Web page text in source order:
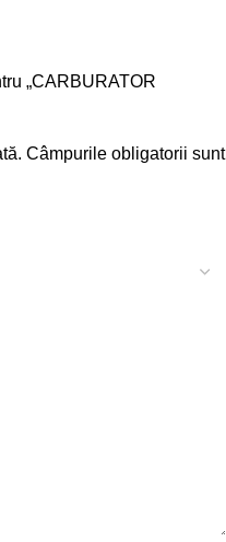
„CARBURATOR
Câmpurile obligatorii sunt